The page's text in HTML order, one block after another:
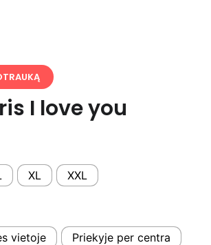
I love you
XL XXL
vietoje Priekyje per centra